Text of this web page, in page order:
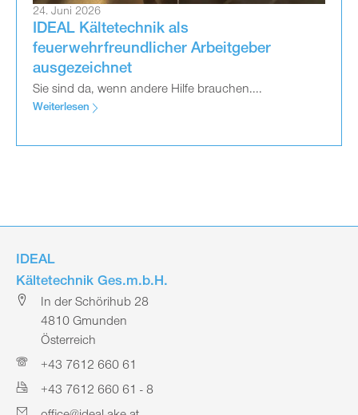
24. Juni 2026
IDEAL Kältetechnik als
feuerwehrfreundlicher Arbeitgeber
ausgezeichnet
Sie sind da, wenn andere Hilfe brauchen....
Weiterlesen
IDEAL
Kältetechnik Ges.m.b.H.
In der Schörihub 28
4810 Gmunden
Österreich
+43 7612 660 61
+43 7612 660 61 - 8